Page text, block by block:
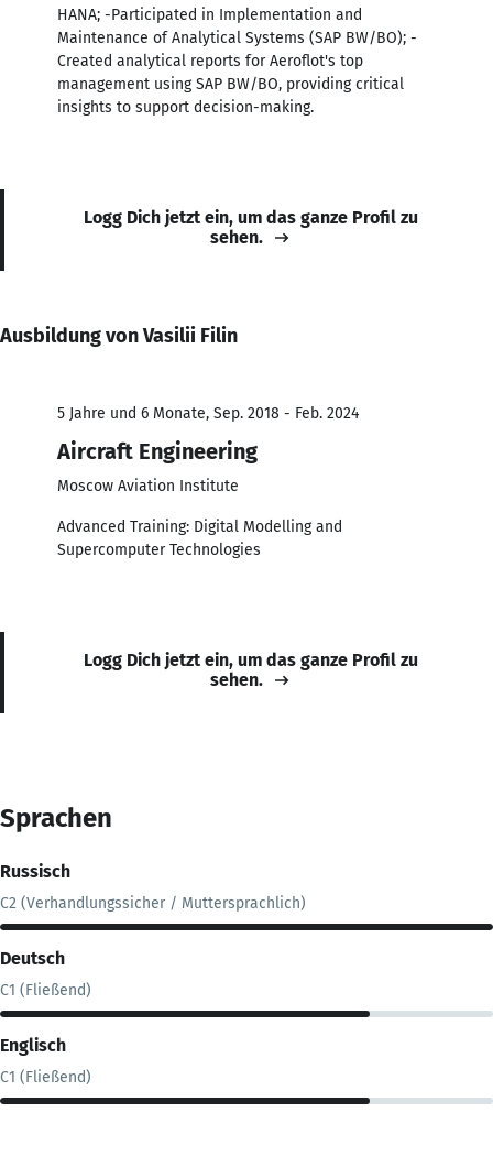
HANA; -Participated in Implementation and
Maintenance of Analytical Systems (SAP BW/BO); -
Created analytical reports for Aeroflot's top
management using SAP BW/BO, providing critical
insights to support decision-making.
Logg Dich jetzt ein, um das ganze Profil zu
sehen.
Ausbildung von Vasilii Filin
5 Jahre und 6 Monate, Sep. 2018 - Feb. 2024
Aircraft Engineering
Moscow Aviation Institute
Advanced Training: Digital Modelling and
Supercomputer Technologies
Logg Dich jetzt ein, um das ganze Profil zu
sehen.
Sprachen
Russisch
C2 (Verhandlungssicher / Muttersprachlich)
Deutsch
C1 (Fließend)
Englisch
C1 (Fließend)